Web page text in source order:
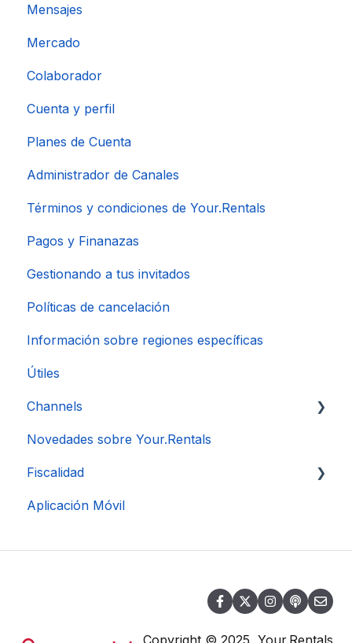
Mensajes
Mercado
Colaborador
Cuenta y perfil
Planes de Cuenta
Administrador de Canales
Términos y condiciones de Your.Rentals
Pagos y Finanazas
Gestionando a tus invitados
Políticas de cancelación
Información sobre regiones específicas
Útiles
Channels
Conexión de Cuenta
Novedades sobre Your.Rentals
Fiscalidad
DAC 7
Aplicación Móvil
Copyright © 2025, Your.Rentals